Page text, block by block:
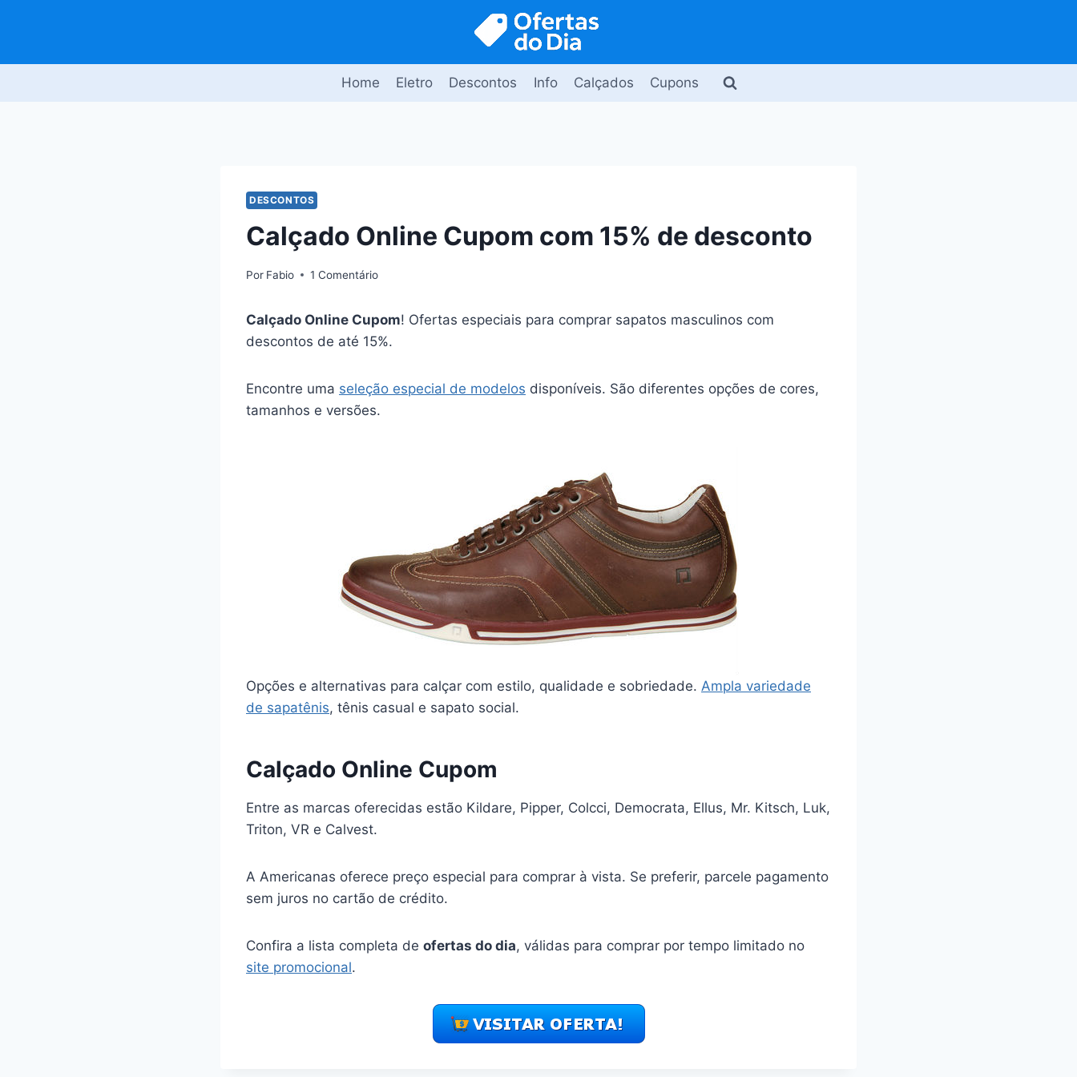
Home Eletro Descontos Info Calçados Cupons
DESCONTOS
Calçado Online Cupom com 15% de desconto
Por Fabio 1 Comentário
Calçado Online Cupom! Ofertas especiais para comprar sapatos masculinos com
descontos de até 15%.
Encontre uma seleção especial de modelos disponíveis. São diferentes opções de cores,
tamanhos e versões.
Opções e alternativas para calçar com estilo, qualidade e sobriedade. Ampla variedade
de sapatênis, tênis casual e sapato social.
Calçado Online Cupom
Entre as marcas oferecidas estão Kildare, Pipper, Colcci, Democrata, Ellus, Mr. Kitsch, Luk,
Triton, VR e Calvest.
A Americanas oferece preço especial para comprar à vista. Se preferir, parcele pagamento
sem juros no cartão de crédito.
Confira a lista completa de ofertas do dia, válidas para comprar por tempo limitado no
site promocional.